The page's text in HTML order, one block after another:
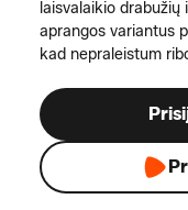
laisvalaikio
aprangos variantus
kad nepraleistum